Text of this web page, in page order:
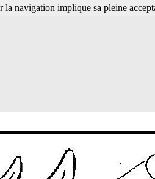
navigation implique sa pleine